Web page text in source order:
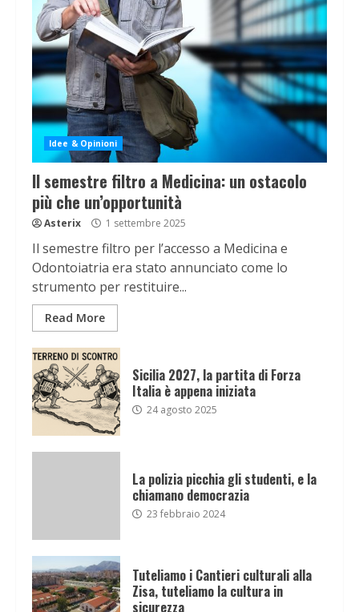
Idee & Opinioni
Il semestre filtro a Medicina: un ostacolo
più che un’opportunità
Asterix 1 settembre 2025
Il semestre filtro per l’accesso a Medicina e
Odontoiatria era stato annunciato come lo
strumento per restituire...
Read More
Sicilia 2027, la partita di Forza
Italia è appena iniziata
24 agosto 2025
La polizia picchia gli studenti, e la
chiamano democrazia
23 febbraio 2024
Tuteliamo i Cantieri culturali alla
Zisa, tuteliamo la cultura in
sicurezza